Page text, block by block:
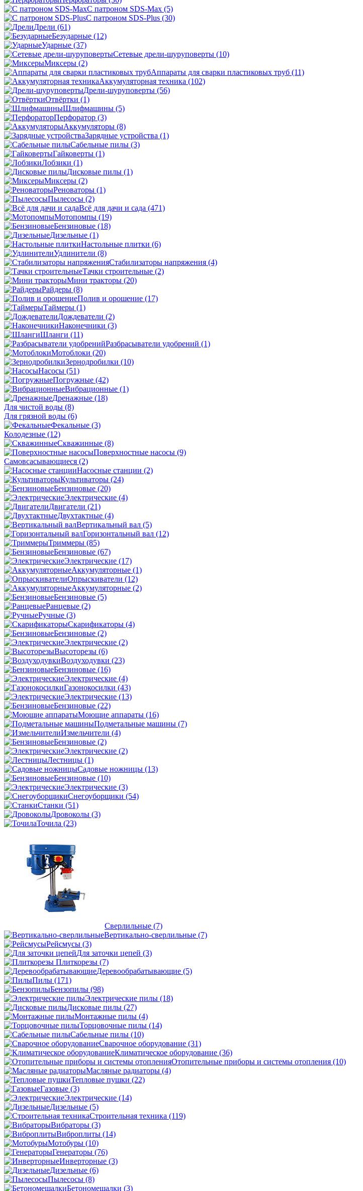
С патроном SDS-Max (5)
С патроном SDS-Plus (30)
Дрели (61)
Безударные (12)
Ударные (37)
Сетевые дрели-шуруповерты (10)
Миксеры (2)
Аппараты для сварки пластиковых труб (11)
Аккумуляторная техника (102)
Дрели-шуруповерты (56)
Отвёртки (1)
Шлифмашины (5)
Перфоратор (3)
Аккумуляторы (8)
Зарядные устройства (1)
Сабельные пилы (3)
Гайковерты (1)
Лобзики (1)
Дисковые пилы (1)
Миксеры (2)
Реноваторы (1)
Пылесосы (2)
Всё для дачи и сада (471)
Мотопомпы (19)
Бензиновые (18)
Дизельные (1)
Настольные плитки (6)
Удлинители (8)
Стабилизаторы напряжения (4)
Тачки строительные (2)
Мини тракторы (20)
Райдеры (8)
Полив и орошение (17)
Таймеры (1)
Дождеватели (2)
Наконечники (3)
Шланги (11)
Разбрасыватели удобрений (1)
Мотоблоки (20)
Зернодробилки (10)
Насосы (51)
Погружные (42)
Вибрационные (1)
Дренажные (18)
Для чистой воды (8)
Для грязной воды (6)
Фекальные (3)
Колодезные (12)
Скважинные (8)
Поверхностные насосы (9)
Самовсасывающиеся (2)
Насосные станции (2)
Культиваторы (24)
Бензиновые (20)
Электрические (4)
Двигатели (21)
Двухтактные (4)
Вертикальный вал (5)
Горизонтальный вал (12)
Триммеры (85)
Бензиновые (67)
Электрические (17)
Аккумуляторные (1)
Опрыскиватели (12)
Аккумуляторные (2)
Бензиновые (5)
Ранцевые (2)
Ручные (3)
Скарификаторы (4)
Бензиновые (2)
Электрические (2)
Высоторезы (6)
Воздуходувки (23)
Бензиновые (16)
Электрические (4)
Газонокосилки (43)
Электрические (13)
Бензиновые (22)
Моющие аппараты (16)
Подметальные машины (7)
Измельчители (4)
Бензиновые (2)
Электрические (2)
Лестницы (1)
Садовые ножницы (13)
Бензиновые (10)
Электрические (3)
Снегоуборщики (54)
Станки (51)
Дровоколы (3)
Точила (23)
Сверлильные (7)
Вертикально-сверлильные (7)
Рейсмусы (3)
Для заточки цепей (3)
Плиткорезы (7)
Деревообрабатывающие (5)
Пилы (171)
Бензопилы (98)
Электрические пилы (18)
Дисковые пилы (27)
Монтажные пилы (4)
Торцовочные пилы (14)
Сабельные пилы (10)
Сварочное оборудование (31)
Климатическое оборудование (36)
Отопительные приборы и системы отопления (10)
Масляные радиаторы (4)
Тепловые пушки (22)
Газовые (3)
Электрические (14)
Дизельные (5)
Строительная техника (119)
Вибраторы (3)
Виброплиты (14)
Мотобуры (10)
Генераторы (76)
Инверторные (3)
Дизельные (6)
Пылесосы (8)
Бетономешалки (3)